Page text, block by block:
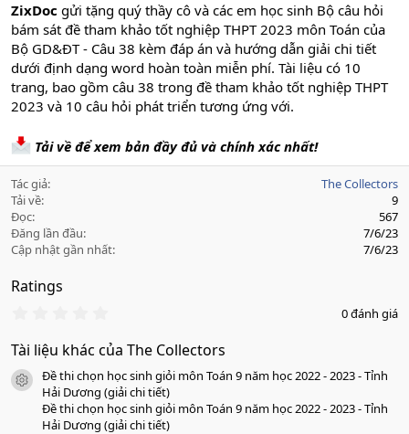
ZixDoc gửi tặng quý thầy cô và các em học sinh Bộ câu hỏi
bám sát đề tham khảo tốt nghiệp THPT 2023 môn Toán của
Bộ GD&ĐT - Câu 38 kèm đáp án và hướng dẫn giải chi tiết
dưới định dạng word hoàn toàn miễn phí. Tài liệu có 10
trang, bao gồm câu 38 trong đề tham khảo tốt nghiệp THPT
2023 và 10 câu hỏi phát triển tương ứng với.
Tải về để xem bản đầy đủ và chính xác nhất!
Tác giả
The Collectors
Tải về
9
Đọc
567
Đăng lần đầu
7/6/23
Cập nhật gần nhất
7/6/23
Ratings
0
0
a
o
0 đánh giá
Tài liệu khác của The Collectors
icon tài liệu
Đề thi chọn học sinh giỏi môn Toán 9 năm học 2022 - 2023 - Tỉnh
Hải Dương (giải chi tiết)
Đề thi chọn học sinh giỏi môn Toán 9 năm học 2022 - 2023 - Tỉnh
Hải Dương (giải chi tiết)